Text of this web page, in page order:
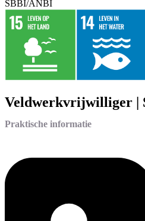
SBBI/ANBI
Veldwerkvrijwilliger |
Praktische informatie